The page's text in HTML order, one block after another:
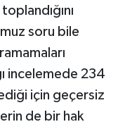
soru bile
incelemede 234
için geçersiz
de bir hak